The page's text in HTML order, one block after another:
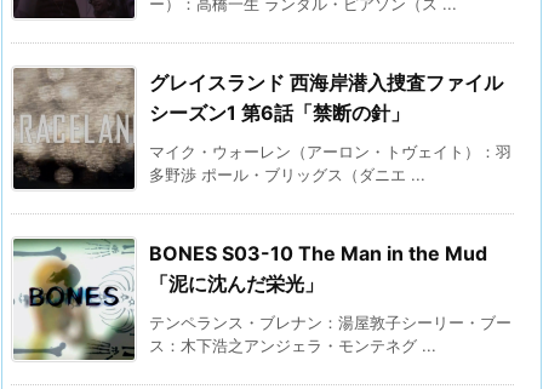
ー）：高橋一生 ランダル・ピアソン（ス ...
グレイスランド 西海岸潜入捜査ファイル
シーズン1 第6話「禁断の針」
マイク・ウォーレン（アーロン・トヴェイト）：羽
多野渉 ポール・ブリッグス（ダニエ ...
BONES S03-10 The Man in the Mud
「泥に沈んだ栄光」
テンペランス・ブレナン：湯屋敦子シーリー・ブー
ス：木下浩之アンジェラ・モンテネグ ...